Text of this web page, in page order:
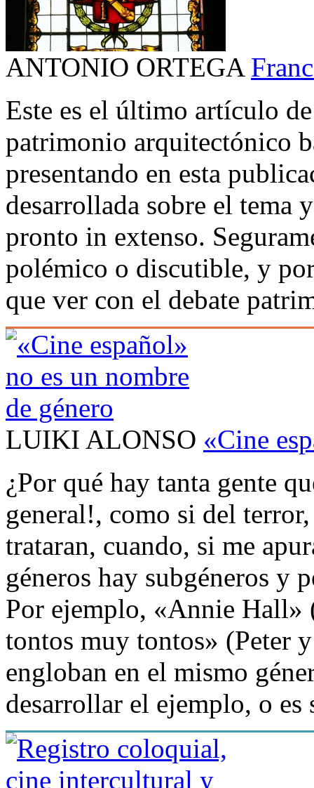
ANTONIO ORTEGA
Este es el último artículo
patrimonio arquitectónico
presentando en esta
desarrollada sobre el tema
pronto in extenso.
polémico o discutible, y
que ver con el debate
LUIKI ALONSO «Cine
¿Por qué hay tanta gente
general!, como si del
trataran, cuando, si me
géneros hay subgéneros y
Por ejemplo, «Annie
tontos muy tontos» (Peter
engloban en el mismo
desarrollar el ejemplo, o